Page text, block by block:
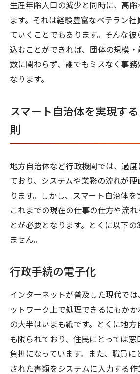
生産年齢人口の減少と同時に、高齢
ます。それは経験豊富なベテラン
ていくことでもあります。そんな彼
込むことができれば、団体の規模
数に関わらず、誰でもミスなく事
なります。
スマート自治体を実現す
則
地方自治体など行政機関では、過
ており、システムや業務の流れが
ります。しかし、スマート自治体を
これまでの現在の仕事の仕方や流
とが必要となります。とくに以下
ません。
行政手続の電子化
インターネットが普及した現代で
ットワーク上で処理できるにもか
の大半はいまも紙です。とくに地方
も限られており、住民にとっては窓
負担になっています。また、職員に
された書類をシステムに入力する